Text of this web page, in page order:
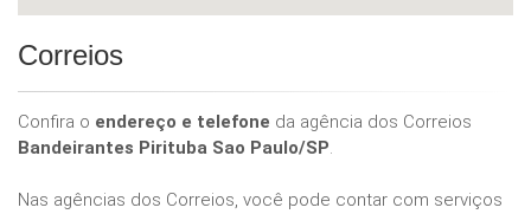
Correios
Confira o endereço e telefone da agência dos Correios
Bandeirantes Pirituba Sao Paulo/SP.
Nas agências dos Correios, você pode contar com serviços